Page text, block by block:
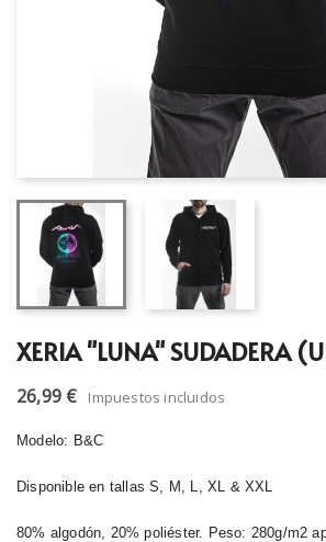
XERIA "LUNA" SUDADERA
26,99 € Impuestos incluidos
Modelo: B&C
Disponible en tallas S, M, L, XL & XXL
80% algodón, 20% poliéster. Peso: 280g/m2